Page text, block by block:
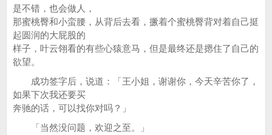
是不错，也会做人，
那蜜桃臀和小蛮腰，从背后去看，撅着个蜜桃臀背对着自己挺
起圆润的大屁股的
样子，叶云翎看的有些心猿意马，但是最终还是摁住了自己的
欲望。
成功签字后，说道：「王小姐，谢谢你，今天辛苦你了，
如果下次我还要买
奔驰的话，可以找你对吗？」
「当然没问题，欢迎之至。」